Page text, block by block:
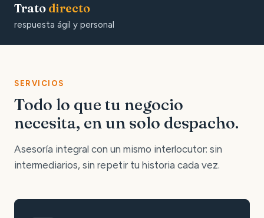
Trato directo
respuesta ágil y personal
SERVICIOS
Todo lo que tu negocio
necesita, en un solo despacho.
Asesoría integral con un mismo interlocutor: sin
intermediarios, sin repetir tu historia cada vez.